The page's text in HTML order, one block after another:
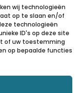
wij technologieën
op te slaan en/of
technologieën
ID's op deze site
of uw toestemming
op bepaalde functies